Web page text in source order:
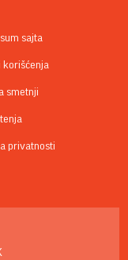
sajta
korišćenja
smetnji
privatnosti